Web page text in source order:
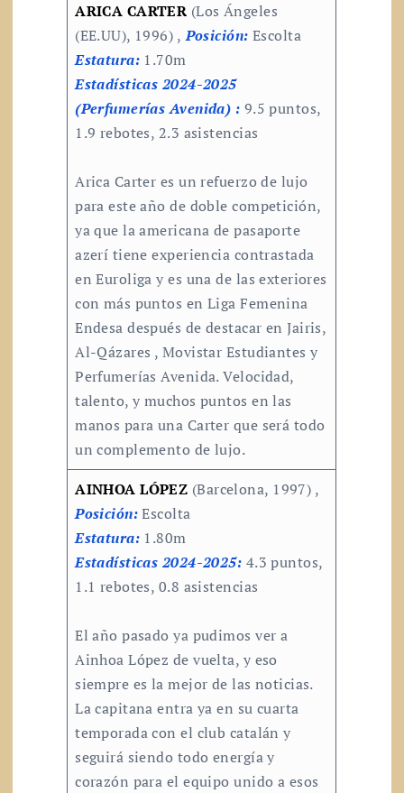
ARICA CARTER (Los Ángeles
(EE.UU), 1996) , Posición: Escolta
Estatura: 1.70m
Estadísticas 2024-2025
(Perfumerías Avenida) : 9.5 puntos,
1.9 rebotes, 2.3 asistencias
Arica Carter es un refuerzo de lujo
para este año de doble competición,
ya que la americana de pasaporte
azerí tiene experiencia contrastada
en Euroliga y es una de las exteriores
con más puntos en Liga Femenina
Endesa después de destacar en Jairis,
Al-Qázares , Movistar Estudiantes y
Perfumerías Avenida. Velocidad,
talento, y muchos puntos en las
manos para una Carter que será todo
un complemento de lujo.
AINHOA LÓPEZ (Barcelona, 1997) ,
Posición:Escolta
Estatura: 1.80m
Estadísticas 2024-2025: 4.3 puntos,
1.1 rebotes, 0.8 asistencias
El año pasado ya pudimos ver a
Ainhoa López de vuelta, y eso
siempre es la mejor de las noticias.
La capitana entra ya en su cuarta
temporada con el club catalán y
seguirá siendo todo energía y
corazón para el equipo unido a esos